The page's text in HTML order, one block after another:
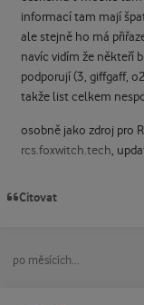
informací tam mají
ale stejně ho má
navíc vidím že někteří
podporují (3, giffgaff,
takže list celkem
osobně jako zdroj pro
rcs.foxwitch.tech,
Citovat
po měsících...